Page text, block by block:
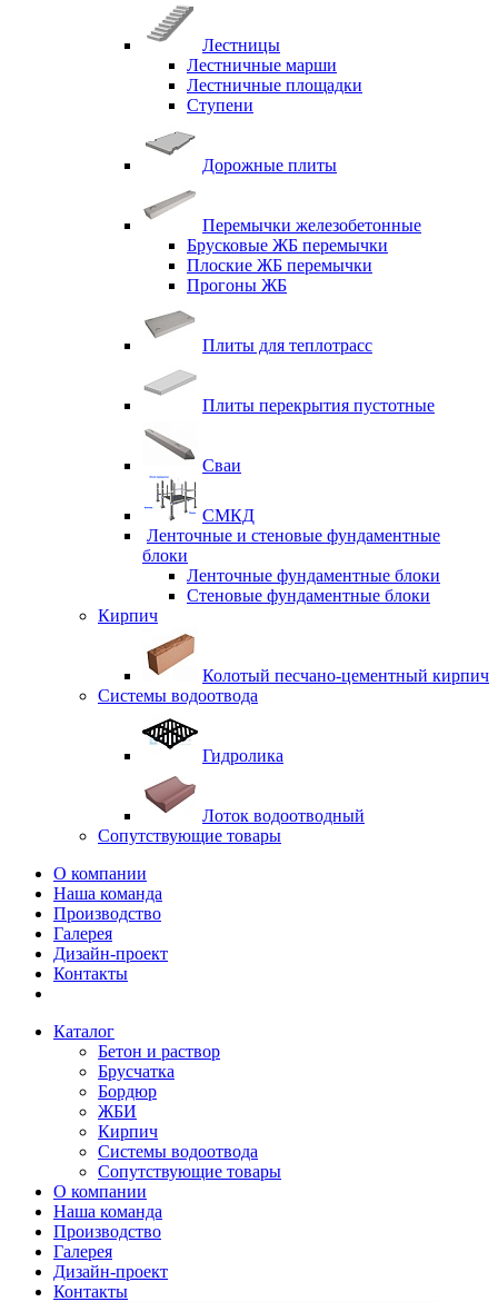
Лестницы
Лестничные марши
Лестничные площадки
Ступени
Дорожные плиты
Перемычки железобетонные
Брусковые ЖБ перемычки
Плоские ЖБ перемычки
Прогоны ЖБ
Плиты для теплотрасс
Плиты перекрытия пустотные
Сваи
СМКД
Ленточные и стеновые фундаментные
блоки
Ленточные фундаментные блоки
Стеновые фундаментные блоки
Кирпич
Колотый песчано-цементный кирпич
Системы водоотвода
Гидролика
Лоток водоотводный
Сопутствующие товары
О компании
Наша команда
Производство
Галерея
Дизайн-проект
Контакты
Каталог
Бетон и раствор
Брусчатка
Бордюр
ЖБИ
Кирпич
Системы водоотвода
Сопутствующие товары
О компании
Наша команда
Производство
Галерея
Дизайн-проект
Контакты